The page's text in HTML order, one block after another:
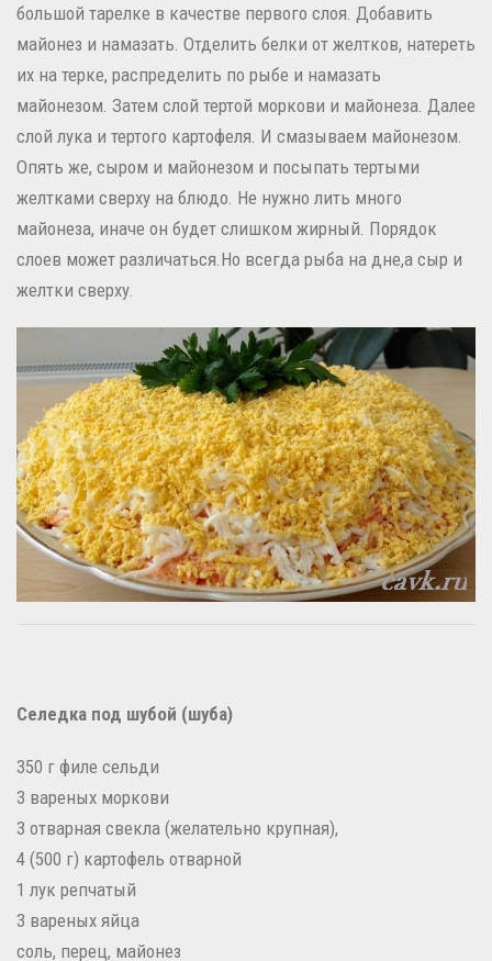
большой тарелке в качестве первого слоя. Добавить
майонез и намазать. Отделить белки от желтков, натереть
их на терке, распределить по рыбе и намазать
майонезом. Затем слой тертой моркови и майонеза. Далее
слой лука и тертого картофеля. И смазываем майонезом.
Опять же, сыром и майонезом и посыпать тертыми
желтками сверху на блюдо. Не нужно лить много
майонеза, иначе он будет слишком жирный. Порядок
слоев может различаться. Но всегда рыба на дне,а сыр и
желтки сверху.
Селедка под шубой (шуба)
350 г филе сельди
3 вареных моркови
3 отварная свекла (желательно крупная),
4 (500 г) картофель отварной
1 лук репчатый
3 вареных яйца
соль, перец, майонез